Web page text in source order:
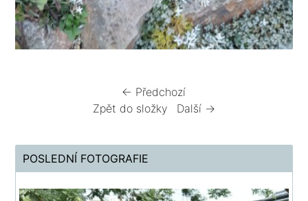
← Předchozí
Zpět do složky
Další →
POSLEDNÍ FOTOGRAFIE